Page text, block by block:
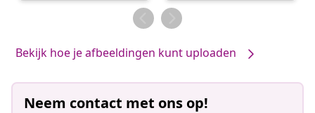
door
Bekijk hoe je afbeeldingen kunt uploaden
Neem contact met ons op!